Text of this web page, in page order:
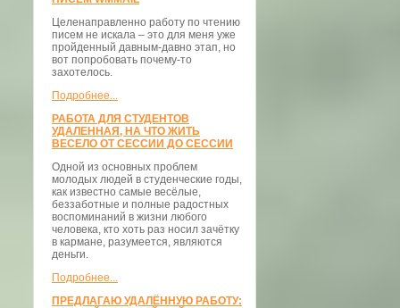
Целенаправленно работу по чтению
писем не искала – это для меня уже
пройденный давным-давно этап, но
вот попробовать почему-то
захотелось.
Подробнее...
РАБОТА ДЛЯ СТУДЕНТОВ
УДАЛЕННАЯ, НА ЧТО ЖИТЬ
ВЕСЕЛО ОТ СЕССИИ ДО СЕССИИ
Одной из основных проблем
молодых людей в студенческие годы,
как известно самые весёлые,
беззаботные и полные радостных
воспоминаний в жизни любого
человека, кто хоть раз носил зачётку
в кармане, разумеется, являются
деньги.
Подробнее...
ПРЕДЛАГАЮ УДАЛЁННУЮ РАБОТУ: